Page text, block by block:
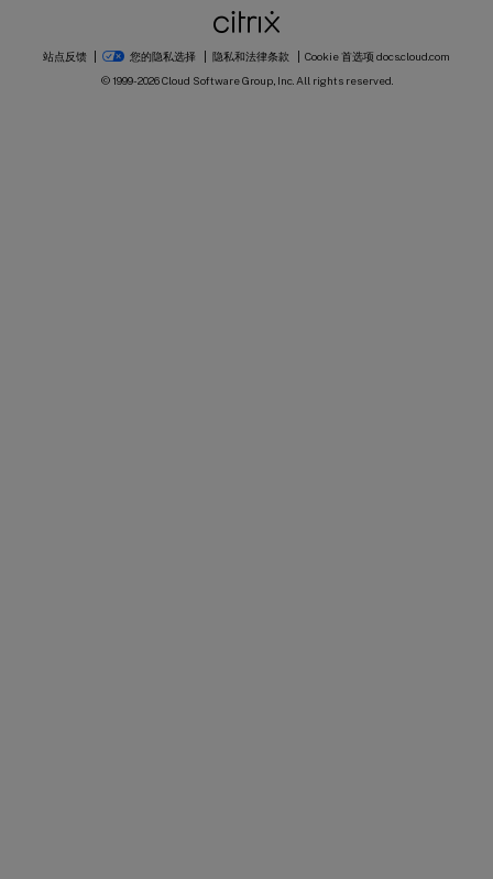
站点反馈 您的隐私选择 隐私和法律条款 Cookie 首选项 docs.cloud.com
© 1999-2026Cloud Software Group, Inc. All rights reserved.